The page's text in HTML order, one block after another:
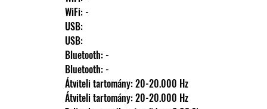
                WiFi: -
                USB:
                USB:
                Bluetooth: -
                Bluetooth: -
                Átviteli tartomány: 20-20.000 Hz
                Átviteli tartomány: 20-20.000 Hz